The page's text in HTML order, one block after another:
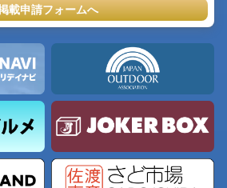
載申請フォームへ